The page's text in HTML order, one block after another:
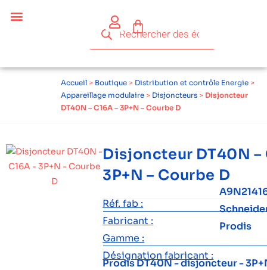
Accueil > Boutique > Distribution et contrôle Energie >
Appareillage modulaire > Disjoncteurs > Disjoncteur
DT40N – C16A – 3P+N – Courbe D
Disjoncteur DT40N –
3P+N – Courbe D
Réf. fab :
Fabricant :
Gamme :
Prodis
Désignation fabricant :
Prodis DT40N - disjoncteur -